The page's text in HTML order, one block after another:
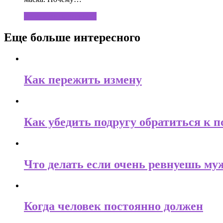
Еще больше интересного
Как пережить измену
Как убедить подругу обратиться к
Что делать если очень ревнуешь
Когда человек постоянно должен